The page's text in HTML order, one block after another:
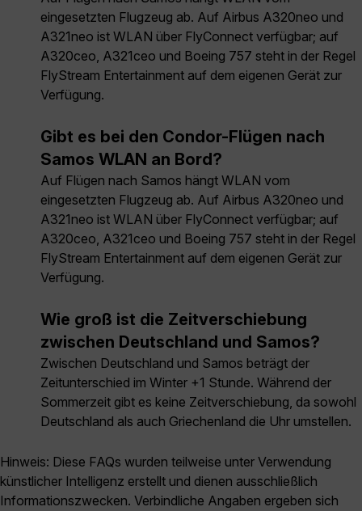
eingesetzten Flugzeug ab. Auf Airbus A320neo und
A321neo ist WLAN über FlyConnect verfügbar; auf
A320ceo, A321ceo und Boeing 757 steht in der Regel
FlyStream Entertainment auf dem eigenen Gerät zur
Verfügung.
Gibt es bei den Condor-Flügen nach
Samos WLAN an Bord?
Auf Flügen nach Samos hängt WLAN vom
eingesetzten Flugzeug ab. Auf Airbus A320neo und
A321neo ist WLAN über FlyConnect verfügbar; auf
A320ceo, A321ceo und Boeing 757 steht in der Regel
FlyStream Entertainment auf dem eigenen Gerät zur
Verfügung.
Wie groß ist die Zeitverschiebung
zwischen Deutschland und Samos?
Zwischen Deutschland und Samos beträgt der
Zeitunterschied im Winter +1 Stunde. Während der
Sommerzeit gibt es keine Zeitverschiebung, da sowohl
Deutschland als auch Griechenland die Uhr umstellen.
Hinweis: Diese FAQs wurden teilweise unter Verwendung
künstlicher Intelligenz erstellt und dienen ausschließlich
Informationszwecken. Verbindliche Angaben ergeben sich